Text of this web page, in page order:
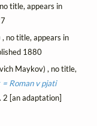
title, appears in
no title, appears in
1880
Maykov) , no title,
Roman v pjati
2 [an adaptation]